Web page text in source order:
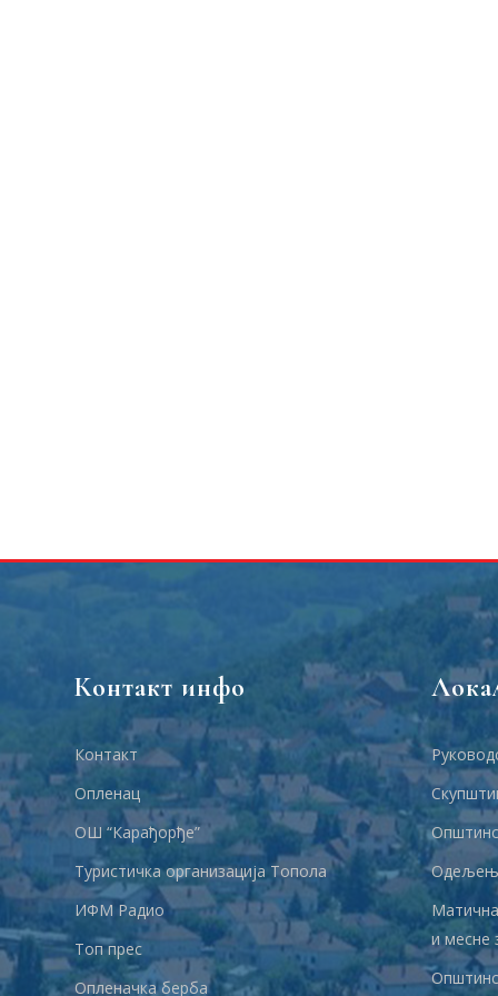
Контакт инфо
Контакт
Опленац
ОШ “Карађорђе”
Туристичка организација Топола
ИФМ Радио
Топ прес
Опленачка берба
и месне